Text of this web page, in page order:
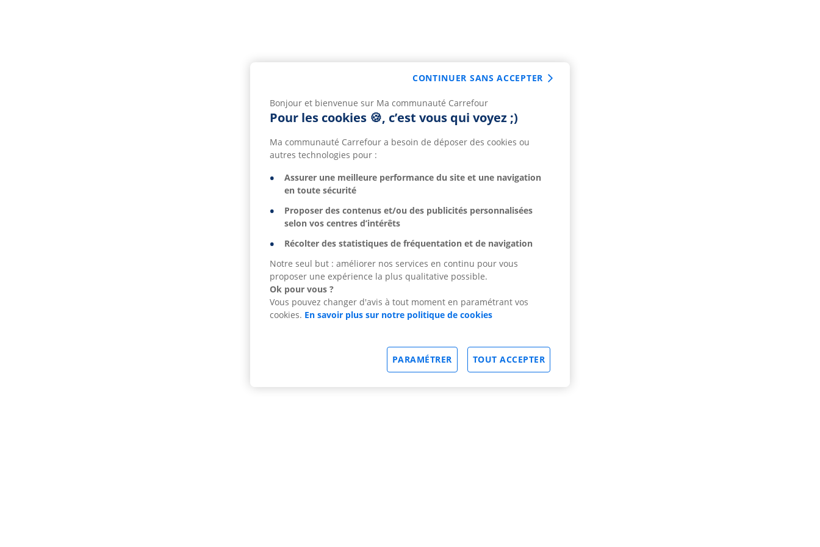
Bonjour et bienvenue sur Ma communauté Carrefour
Pour les cookies 🍪, c’est vous qui voyez ;)
Ma communauté Carrefour a besoin de déposer des cookies ou
autres technologies pour :
Assurer une meilleure performance du site et une navigation
en toute sécurité
Proposer des contenus et/ou des publicités personnalisées
selon vos centres d’intérêts
Récolter des statistiques de fréquentation et de navigation
Notre seul but : améliorer nos services en continu pour vous
proposer une expérience la plus qualitative possible.
Ok pour vous ?
Vous pouvez changer d'avis à tout moment en paramétrant vos
cookies. En savoir plus sur notre politique de cookies
TOUT ACCEPTER
PARAMÉTRER
CONTINUER SANS ACCEPTER